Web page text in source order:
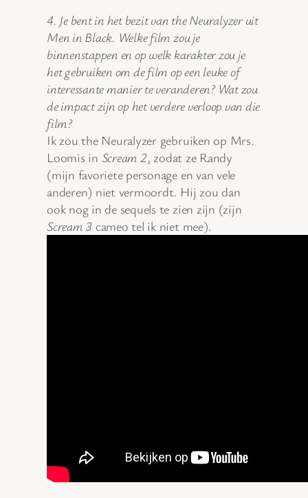
4. Je bent in het bezit van the Neuralyzer uit
Men in Black. Welke film zou je
binnenstappen en op welk karakter zou je
het gebruiken om de film op een leuke of
interessante manier te veranderen? Wat zou
de impact zijn op het verdere verloop van die
film?
Ik zou the Neuralyzer gebruiken op Mrs.
Loomis in Scream 2, zodat ze Randy
(mijn favoriete personage en van vele
anderen) niet vermoordt. Hij zou dan
ook nog in de sequels te zien zijn (zijn
Scream 3 cameo tel ik niet mee).